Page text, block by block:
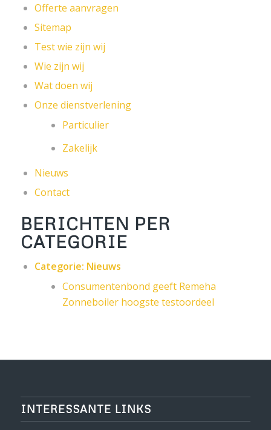
Offerte aanvragen
Sitemap
Test wie zijn wij
Wie zijn wij
Wat doen wij
Onze dienstverlening
Particulier
Zakelijk
Nieuws
Contact
BERICHTEN PER
CATEGORIE
Categorie: Nieuws
Consumentenbond geeft Remeha
Zonneboiler hoogste testoordeel
INTERESSANTE LINKS